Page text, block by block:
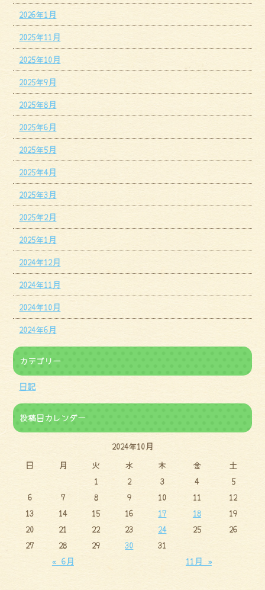
2026年1月
2025年11月
2025年10月
2025年9月
2025年8月
2025年6月
2025年5月
2025年4月
2025年3月
2025年2月
2025年1月
2024年12月
2024年11月
2024年10月
2024年6月
カテゴリー
日記
投稿日カレンダー
2024年10月
日
月 火 水 木 金 土
« 6月 11月 »
1 2 3 4
5
6
7 8 9 10 11
12
13
14 15 16 17 18
19
20
21 22 23 24 25
26
27
28 29 30 31